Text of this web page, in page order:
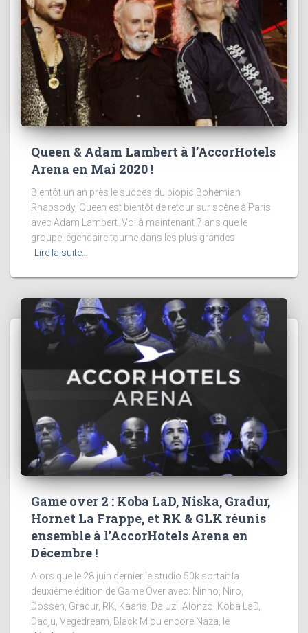
Queen & Adam Lambert à l’AccorHotels
Arena en Mai 2020 !
Bientôt un an près le succès du biopic Bohemian
Rhapsody, Queen est bientôt de retour sur scène à Paris
avec Adam Lambert. Voilà maintenant 7 ans que le
groupe légendaire tourne dans les plus grandes
Lire la suite…
Game over 2 : Koba LaD, Niska, Gradur,
Hornet La Frappe, et RK & GLK réunis
ensemble à l’AccorHotels Arena en
Décembre !
Alors que le 28 juin dernier le studio 50k sortait la
deuxième édition de Game Over avec: Ninho, Niro,
Dosseh, Gradur, RK, Kaaris, Da Uzi, Alonzo, Koba LaD,
Dadju, Vegedream, Black M ou encore Naza, le